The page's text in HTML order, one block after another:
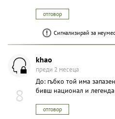
отговор
Сигнализирай за
8
khao
преди 2 месеца
До: гъбко той има
бивш национал и
отговор